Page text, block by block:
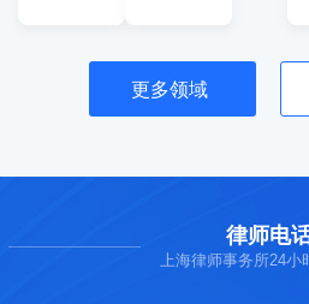
更多领域
律师电
上海律师事务所24小